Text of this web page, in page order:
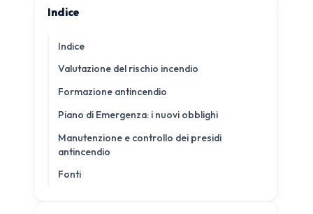
Indice
Indice
Valutazione del rischio incendio
Formazione antincendio
Piano di Emergenza: i nuovi obblighi
Manutenzione e controllo dei presidi
antincendio
Fonti